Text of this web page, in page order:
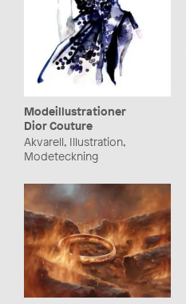
Modeillustrationer
Dior Couture
Akvarell, Illustration,
Modeteckning